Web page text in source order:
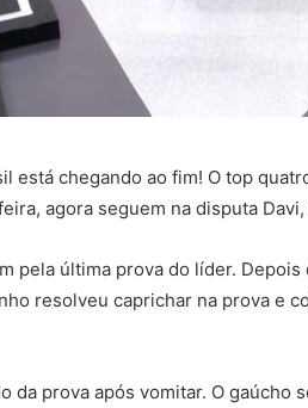
está chegando ao fim! O top
agora seguem na disputa
pela última prova do líder.
resolveu caprichar na prova e
da prova após vomitar. O gaúcho